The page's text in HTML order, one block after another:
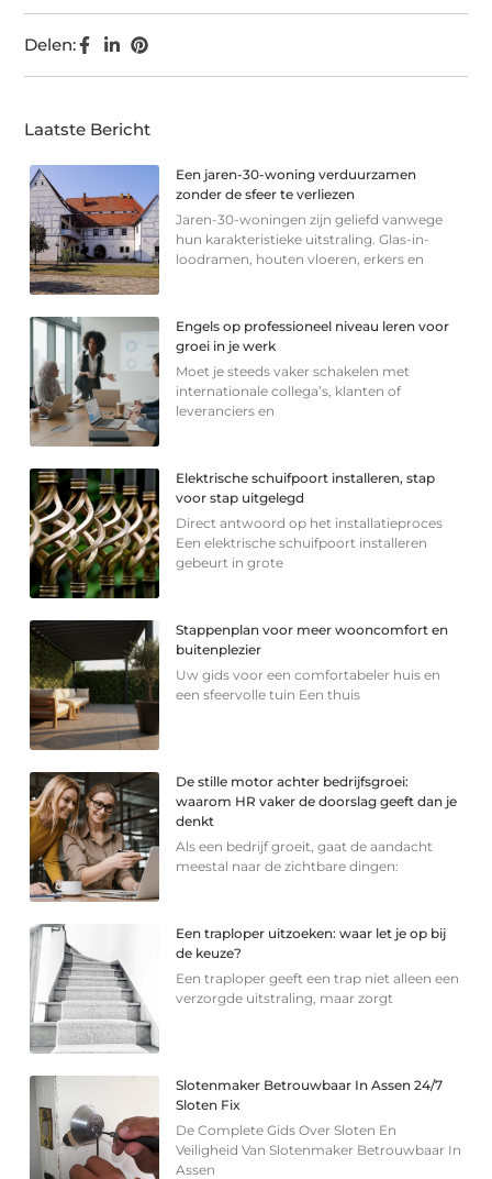
Delen:
Laatste Bericht
Een jaren-30-woning verduurzamen
zonder de sfeer te verliezen
Jaren-30-woningen zijn geliefd vanwege
hun karakteristieke uitstraling. Glas-in-
loodramen, houten vloeren, erkers en
Engels op professioneel niveau leren voor
groei in je werk
Moet je steeds vaker schakelen met
internationale collega’s, klanten of
leveranciers en
Elektrische schuifpoort installeren, stap
voor stap uitgelegd
Direct antwoord op het installatieproces
Een elektrische schuifpoort installeren
gebeurt in grote
Stappenplan voor meer wooncomfort en
buitenplezier
Uw gids voor een comfortabeler huis en
een sfeervolle tuin Een thuis
De stille motor achter bedrijfsgroei:
waarom HR vaker de doorslag geeft dan je
denkt
Als een bedrijf groeit, gaat de aandacht
meestal naar de zichtbare dingen:
Een traploper uitzoeken: waar let je op bij
de keuze?
Een traploper geeft een trap niet alleen een
verzorgde uitstraling, maar zorgt
Slotenmaker Betrouwbaar In Assen 24/7
Sloten Fix
De Complete Gids Over Sloten En
Veiligheid Van Slotenmaker Betrouwbaar In
Assen